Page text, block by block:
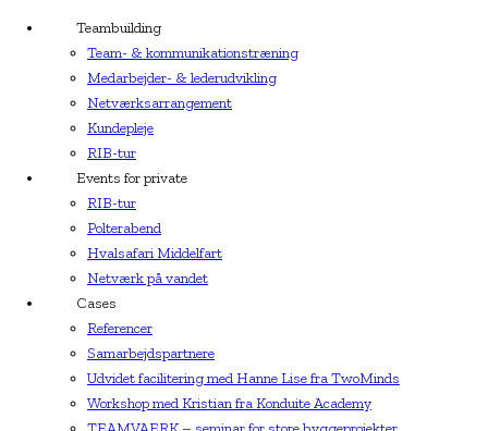
Teambuilding
Team- & kommunikationstræning
Medarbejder- & lederudvikling
Netværksarrangement
Kundepleje
RIB-tur
Events for private
RIB-tur
Polterabend
Hvalsafari Middelfart
Netværk på vandet
Cases
Referencer
Samarbejdspartnere
Udvidet facilitering med Hanne Lise fra TwoMinds
Workshop med Kristian fra Konduite Academy